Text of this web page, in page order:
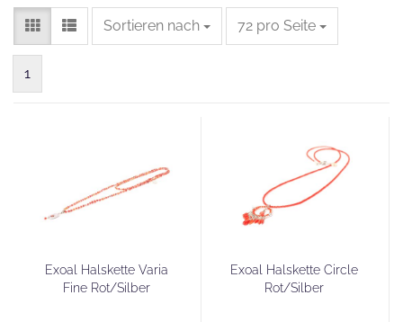
Sortieren nach
Sortieren nach 72 pro Seite
pro Seite
1
Exoal Halskette Varia
Fine Rot/Silber
Exoal Halskette Circle
Rot/Silber